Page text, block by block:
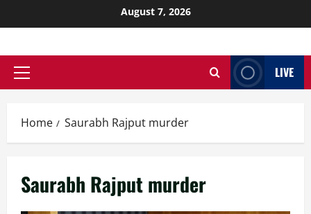
August 7, 2026
LIVE
Home Saurabh Rajput murder
Saurabh Rajput murder